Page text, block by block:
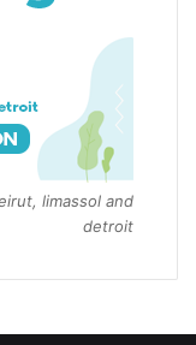
limassol and
detroit